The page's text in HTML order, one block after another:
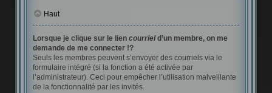
Haut
Lorsque je clique sur le lien courrield’un membre, on me
demande de me connecter !?
Seuls les membres peuvent s’envoyer des courriels via le
formulaire intégré (si la fonction a été activée par
l’administrateur). Ceci pour empêcher l’utilisation malveillante
de la fonctionnalité par les invités.